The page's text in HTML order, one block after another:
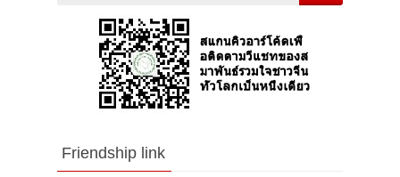
Friendship link